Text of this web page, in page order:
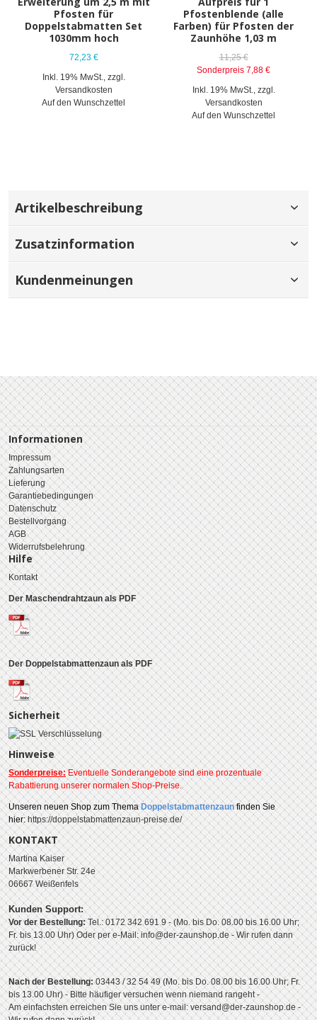
Pfosten für
Doppelstabmatten Set
1030mm hoch
72,23 €
Inkl. 19% MwSt.
zzgl.
Versandkosten
Auf den Wunschzettel
Pfostenblende (alle
Farben) für Pfosten der
Zaunhöhe 1,03 m
11,25 €
Sonderpreis 7,88 €
Inkl. 19% MwSt.
zzgl.
Versandkosten
Auf den Wunschzettel
Artikelbeschreibung
Zusatzinformation
Kundenmeinungen
Informationen
Impressum
Zahlungsarten
Lieferung
Garantiebedingungen
Datenschutz
Bestellvorgang
AGB
Widerrufsbelehrung
Hilfe
Kontakt
Der Maschendrahtzaun als PDF
Der Doppelstabmattenzaun als PDF
Sicherheit
Hinweise
Sonderpreise:Eventuelle Sonderangebote sind eine prozentuale
Rabattierung unserer normalen Shop-Preise.
Unserenneuen Shop zum ThemaDoppelstabmattenzaun finden Sie
hier:https://doppelstabmattenzaun-preise.de/
KONTAKT
Martina Kaiser
Markwerbener Str. 24e
06667 Weißenfels
Kunden Support:
Vor der Bestellung:Tel.: 0172 342 691 9 - (Mo. bis Do. 08.00 bis 16.00 Uhr;
Fr. bis 13.00 Uhr)Oder per e-Mail: info@der-zaunshop.de- Wir rufen dann
zurück!
Nach der Bestellung:03443 / 32 54 49 (Mo. bis Do. 08.00 bis 16.00 Uhr; Fr.
bis 13.00 Uhr) - Bitte häufiger versuchen wenn niemand rangeht -
Am einfachsten erreichen Sie uns unter e-mail: versand@der-zaunshop.de -